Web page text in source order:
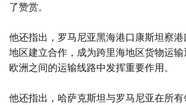
了赞赏。
他还指出，罗马尼亚黑海港口康斯坦察
地区建立合作，成为跨里海地区货物运
欧洲之间的运输线路中发挥重要作用。
他还指出，哈萨克斯坦与罗马尼亚在所